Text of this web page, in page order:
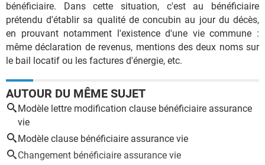
bénéficiaire. Dans cette situation, c'est au bénéficiaire
prétendu d'établir sa qualité de concubin au jour du décès,
en prouvant notamment l'existence d'une vie commune :
même déclaration de revenus, mentions des deux noms sur
le bail locatif ou les factures d'énergie, etc.
AUTOUR DU MÊME SUJET
Modèle lettre modification clause bénéficiaire assurance
vie
Modèle clause bénéficiaire assurance vie
Changement bénéficiaire assurance vie